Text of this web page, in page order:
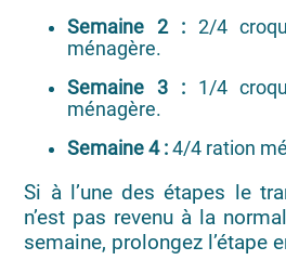
Semaine 2 :2/4
ménagère.
Semaine 3 :1/4
ménagère.
Semaine 4 : 4/4 ration
Si à l’une des étapes le
n’est pas revenu à la
semaine, prolongez l’étape